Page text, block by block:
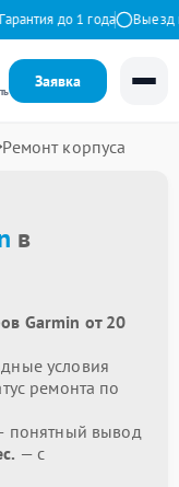
до 1 года Выезд
Заявка
Ремонт корпуса
в
Garmin от 20
условия
ремонта по
понятный вывод
— с